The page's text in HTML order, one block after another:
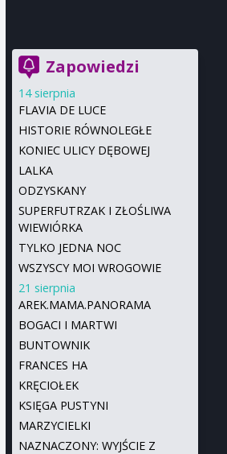
Zapowiedzi
14 sierpnia
FLAVIA DE LUCE
HISTORIE RÓWNOLEGŁE
KONIEC ULICY DĘBOWEJ
LALKA
ODZYSKANY
SUPERFUTRZAK I ZŁOŚLIWA
WIEWIÓRKA
TYLKO JEDNA NOC
WSZYSCY MOI WROGOWIE
21 sierpnia
AREK.MAMA.PANORAMA
BOGACI I MARTWI
BUNTOWNIK
FRANCES HA
KRĘCIOŁEK
KSIĘGA PUSTYNI
MARZYCIELKI
NAZNACZONY: WYJŚCIE Z